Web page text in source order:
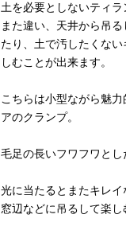
土を必要としないティ
また違い、天井から吊
たり、土で汚したくな
しむことが出来ます。
こちらは小型ながら魅
アのクランプ。
毛足の長いフワフワとし
光に当たるとまたキレイ
窓辺などに吊るして楽し